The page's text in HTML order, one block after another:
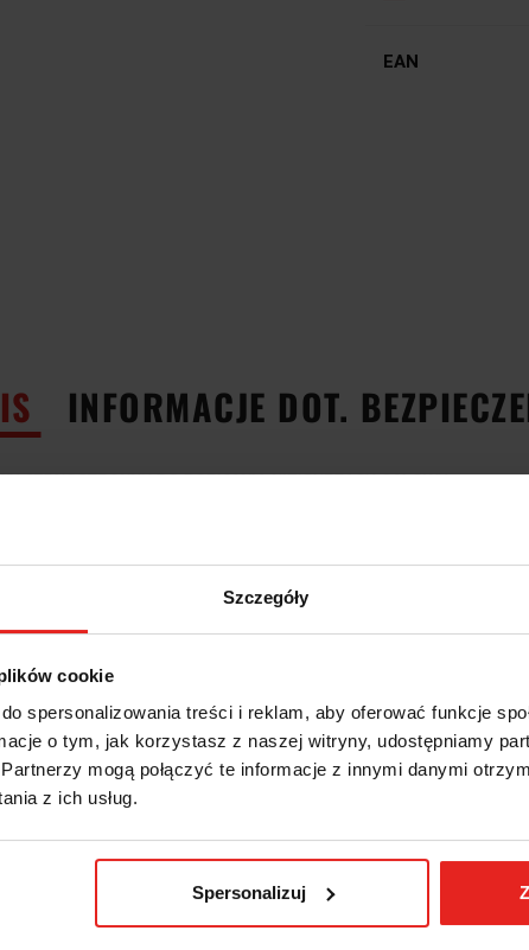
Szczegóły
cookie
spersonalizowania treści i reklam, aby oferować funkcje
o tym, jak korzystasz z naszej witryny, udostępniamy
mogą połączyć te informacje z innymi danymi
z ich usług.
Spersonalizuj
EAN
INFORMACJE DOT.
JEDNOSTRONNY DO POBIJANIA NIEISKRZĄCY CALOWY
zaprojektowane są specjalnie do bezpiecznych działań w
2 " cal
mm
2